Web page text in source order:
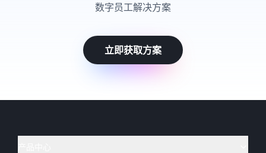
数字员工解决方案
立即获取方案